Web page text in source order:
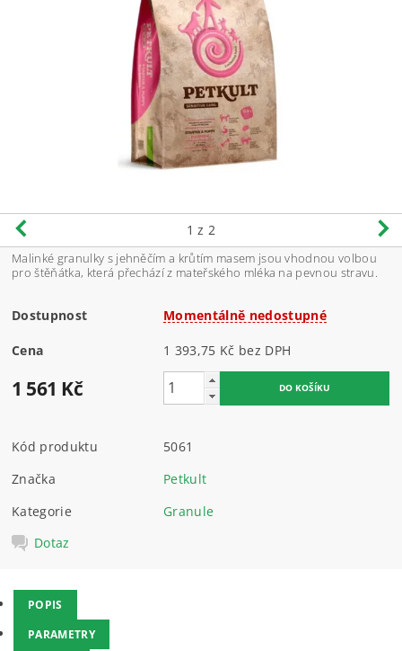
1 z 2
Malinké granulky s jehněčím a krůtím masem jsou vhodnou volbou
pro štěňátka, která přechází z mateřského mléka na pevnou stravu.
Dostupnost Momentálně nedostupné
Cena 1 393,75 Kč bez DPH
1 561 Kč
Kód produktu
5061
Značka
Petkult
Kategorie
Granule
Dotaz
POPIS
PARAMETRY